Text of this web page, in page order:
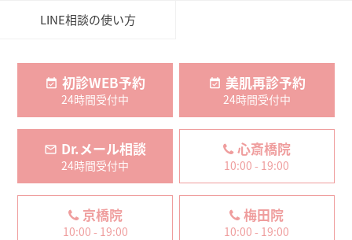
LINE相談の使い方
初診WEB予約
24時間受付中
美肌再診予約
24時間受付中
Dr.メール相談
24時間受付中
心斎橋院
10:00 - 19:00
京橋院
10:00 - 19:00
梅田院
10:00 - 19:00